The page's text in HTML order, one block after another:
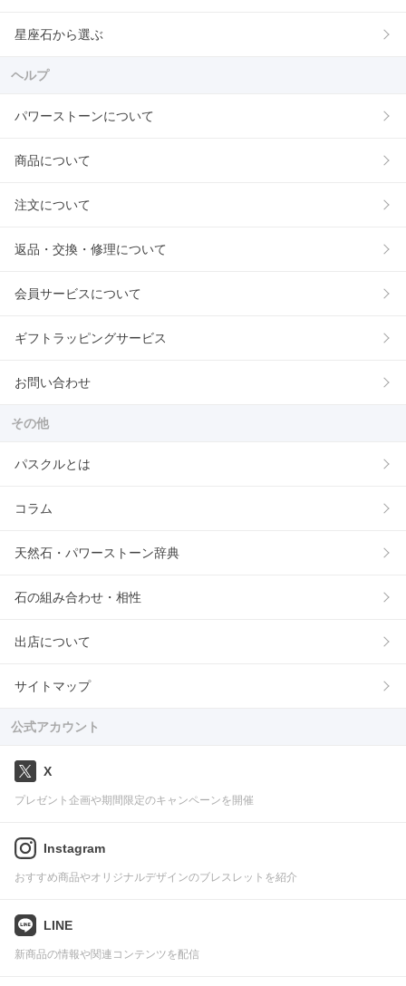
星座石から選ぶ
ヘルプ
パワーストーンについて
商品について
注文について
返品・交換・修理について
会員サービスについて
ギフトラッピングサービス
お問い合わせ
その他
パスクルとは
コラム
天然石・パワーストーン辞典
石の組み合わせ・相性
出店について
サイトマップ
公式アカウント
X
プレゼント企画や期間限定のキャンペーンを開催
Instagram
おすすめ商品やオリジナルデザインのブレスレットを紹介
LINE
新商品の情報や関連コンテンツを配信